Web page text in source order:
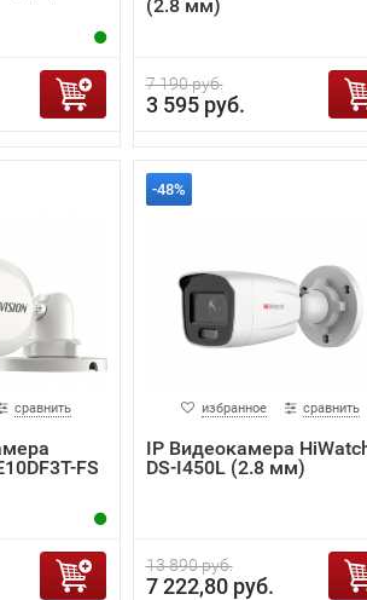
(2.8 мм)
7 190 руб.
3 595 руб.
сравнить
FS
-48%
избранное сравнить
IP Видеокамера
DS-I450L (2.8 мм)
13 890 руб.
7 222,80 руб.